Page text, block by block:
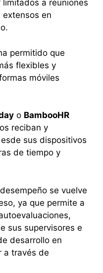
a reuniones
extensos en
permitido que
flexibles y
móviles
o BambooHR
reciban y
sus dispositivos
de tiempo y
se vuelve
ya que permite a
sus supervisores e
desarrollo en
a través de